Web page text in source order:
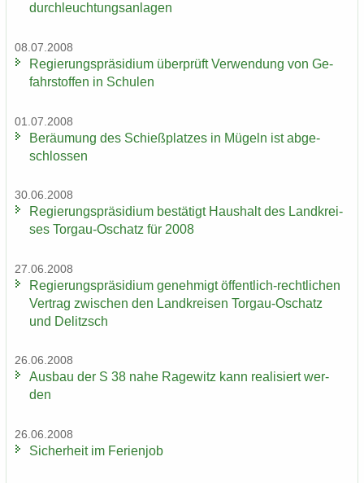
durch­leuch­tungs­an­la­gen
08.07.2008
Re­gie­rungs­prä­si­di­um über­prüft Ver­wen­dung von Ge­
fahr­stof­fen in Schu­len
01.07.2008
Be­räu­mung des Schieß­plat­zes in Mü­geln ist ab­ge­
schlos­sen
30.06.2008
Re­gie­rungs­prä­si­di­um be­stä­tigt Haus­halt des Land­krei­
ses Torgau-​Oschatz für 2008
27.06.2008
Re­gie­rungs­prä­si­di­um ge­neh­migt öffentlich-​rechtlichen
Ver­trag zwi­schen den Land­krei­sen Torgau-​Oschatz
und De­litzsch
26.06.2008
Aus­bau der S 38 nahe Ra­ge­witz kann rea­li­siert wer­
den
26.06.2008
Si­cher­heit im Fe­ri­en­job